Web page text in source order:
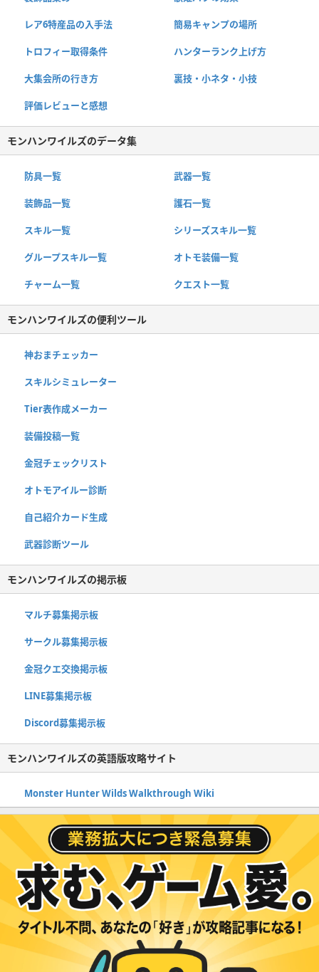
レア6特産品の入手法 簡易キャンプの場所
トロフィー取得条件 ハンターランク上げ方
大集会所の行き方 裏技・小ネタ・小技
評価レビューと感想
モンハンワイルズのデータ集
防具一覧 武器一覧
装飾品一覧 護石一覧
スキル一覧 シリーズスキル一覧
グループスキル一覧 オトモ装備一覧
チャーム一覧 クエスト一覧
モンハンワイルズの便利ツール
神おまチェッカー
スキルシミュレーター
Tier表作成メーカー
装備投稿一覧
金冠チェックリスト
オトモアイルー診断
自己紹介カード生成
武器診断ツール
モンハンワイルズの掲示板
マルチ募集掲示板
サークル募集掲示板
金冠クエ交換掲示板
LINE募集掲示板
Discord募集掲示板
モンハンワイルズの英語版攻略サイト
Monster Hunter Wilds Walkthrough Wiki